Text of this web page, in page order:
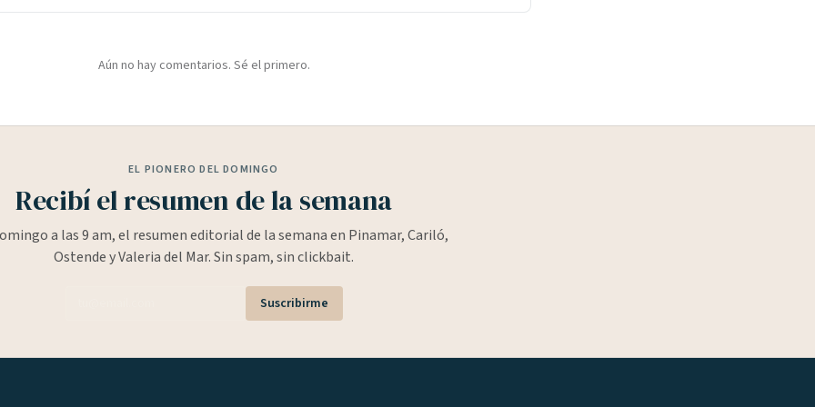
Aún no hay comentarios. Sé el primero.
EL PIONERO DEL DOMINGO
Recibí el resumen de la semana
a las 9 am, el resumen editorial de la semana en Pinamar, Cariló,
Ostende y Valeria del Mar. Sin spam, sin clickbait.
Suscribirme